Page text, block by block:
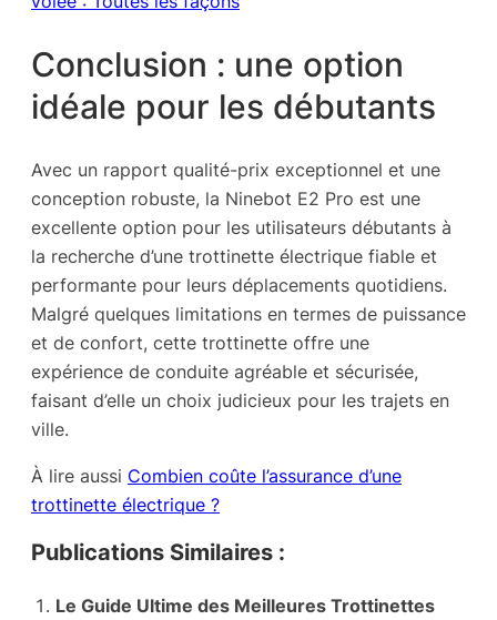
Conclusion : une option
idéale pour les débutants
Avec un rapport qualité-prix exceptionnel et une
conception robuste, la Ninebot E2 Pro est une
excellente option pour les utilisateurs débutants à
la recherche d’une trottinette électrique fiable et
performante pour leurs déplacements quotidiens.
Malgré quelques limitations en termes de puissance
et de confort, cette trottinette offre une
expérience de conduite agréable et sécurisée,
faisant d’elle un choix judicieux pour les trajets en
ville.
À lire aussi Combien coûte l’assurance d’une
trottinette électrique ?
Publications Similaires :
Le Guide Ultime des Meilleures Trottinettes